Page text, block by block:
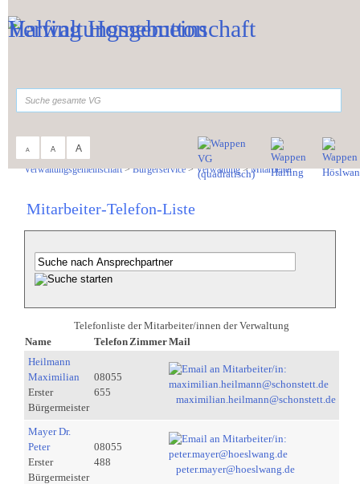
A A A
Verwaltungsgemeinschaft>Bürgerservice>Verwaltung>Mitarbeiter
Mitarbeiter-Telefon-Liste
Telefonliste der Mitarbeiter/innen der Verwaltung
Name
Telefon ZimmerMail
Heilmann
Maximilian
Erster
Bürgermeister
08055
655
maximilian.heilmann@schonstett.de
Mayer Dr.
Peter
Erster
Bürgermeister
08055
488
peter.mayer@hoeslwang.de